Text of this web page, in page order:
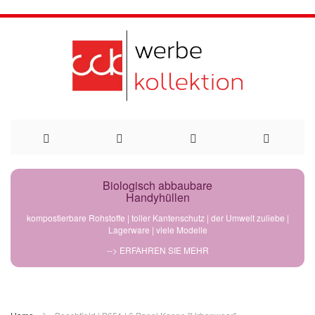
Direkt
Biologisch abbaubare
Handyhüllen
kompostierbare Rohstoffe | toller Kantenschutz | der Umwelt zuliebe |
Lagerware | viele Modelle
--> ERFAHREN SIE MEHR